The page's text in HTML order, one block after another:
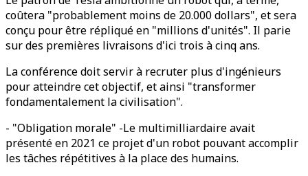
coûtera "probablement moins de 20.000 dollars", et sera
conçu pour être répliqué en "millions d'unités". Il parie
sur des premières livraisons d'ici trois à cinq ans.
La conférence doit servir à recruter plus d'ingénieurs
pour atteindre cet objectif, et ainsi "transformer
fondamentalement la civilisation".
- "Obligation morale" -Le multimilliardaire avait
présenté en 2021 ce projet d'un robot pouvant accomplir
les tâches répétitives à la place des humains.